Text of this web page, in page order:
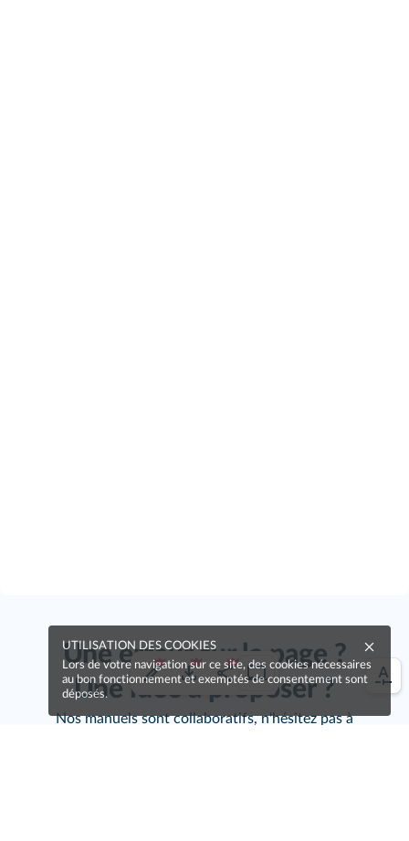
Une erreur sur la page ?
Une idée à proposer ?
Nos manuels sont collaboratifs, n'hésitez pas à
UTILISATION DES COOKIES
Lors de votre navigation sur ce site, des cookies nécessaires
au bon fonctionnement et exemptés de consentement sont
déposés.